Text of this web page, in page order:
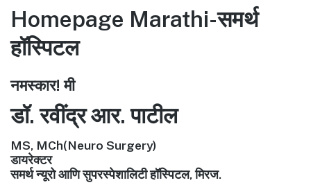
Homepage Marathi-समर्थ
हॉस्पिटल
नमस्कार! मी
डॉ. रवींद्र आर. पाटील
MS, MCh(Neuro Surgery)
डायरेक्टर
समर्थ न्यूरो आणि सुपरस्पेशालिटी हॉस्पिटल, मिरज.